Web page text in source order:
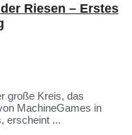
Riesen – Erstes
große Kreis, das
MachineGames in
erscheint ...